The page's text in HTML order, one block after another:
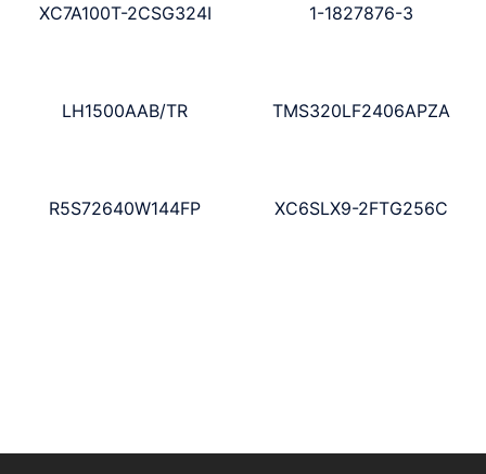
XC7A100T-2CSG324I 1-1827876-3
LH1500AAB/TR TMS320LF2406APZA
R5S72640W144FP XC6SLX9-2FTG256C